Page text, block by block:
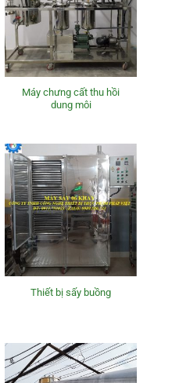
Máy chưng cất thu hồi
dung môi
Thiết bị sấy buồng